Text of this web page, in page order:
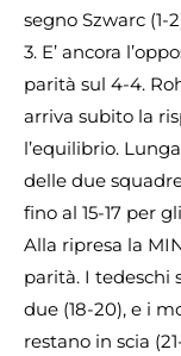
segno Szwarc
3. E’ ancora
parità sul 4-4.
arriva subito la
l’equilibrio.
delle due
fino al 15-17 per
Alla ripresa la
parità. I tedeschi
due (18-20), e i
restano in scia